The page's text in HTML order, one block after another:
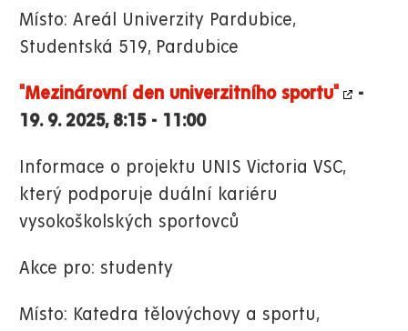
Místo: Areál Univerzity Pardubice,
Studentská 519, Pardubice
"Mezinárovní den univerzitního sportu"
-
19. 9. 2025, 8:15 - 11:00
Informace o projektu UNIS Victoria VSC,
který podporuje duální kariéru
vysokoškolských sportovců
Akce pro: studenty
Místo: Katedra tělovýchovy a sportu,